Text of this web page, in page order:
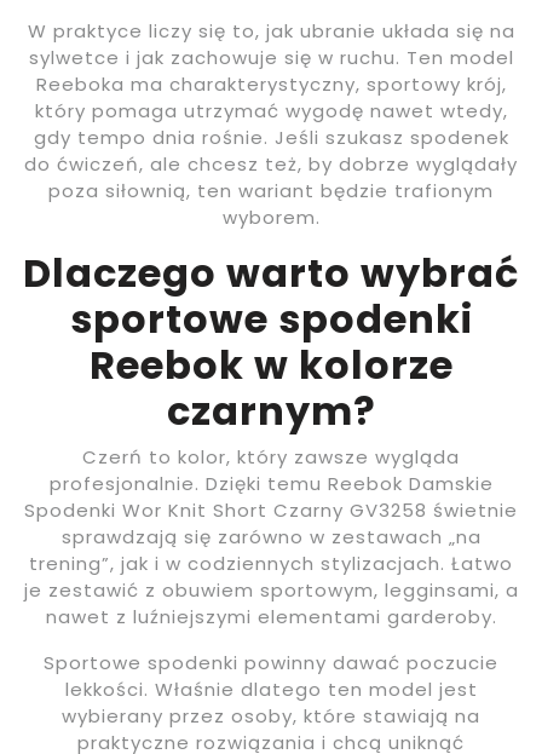
W praktyce liczy się to, jak ubranie układa się na
sylwetce i jak zachowuje się w ruchu. Ten model
Reeboka ma charakterystyczny, sportowy krój,
który pomaga utrzymać wygodę nawet wtedy,
gdy tempo dnia rośnie. Jeśli szukasz spodenek
do ćwiczeń, ale chcesz też, by dobrze wyglądały
poza siłownią, ten wariant będzie trafionym
wyborem.
Dlaczego warto wybrać
sportowe spodenki
Reebok w kolorze
czarnym?
Czerń to kolor, który zawsze wygląda
profesjonalnie. Dzięki temu Reebok Damskie
Spodenki Wor Knit Short Czarny GV3258 świetnie
sprawdzają się zarówno w zestawach „na
trening”, jak i w codziennych stylizacjach. Łatwo
je zestawić z obuwiem sportowym, legginsami, a
nawet z luźniejszymi elementami garderoby.
Sportowe spodenki powinny dawać poczucie
lekkości. Właśnie dlatego ten model jest
wybierany przez osoby, które stawiają na
praktyczne rozwiązania i chcą uniknąć